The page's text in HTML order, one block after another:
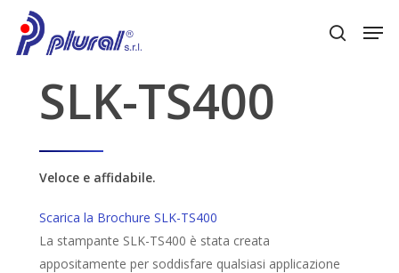
main
search
SLK-TS400
Veloce e affidabile.
Scarica la Brochure SLK-TS400
La stampante SLK-TS400 è stata creata
appositamente per soddisfare qualsiasi applicazione